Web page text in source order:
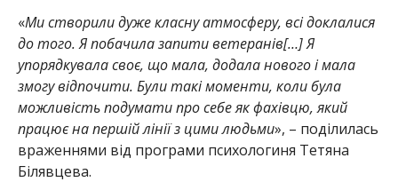
«Ми створили дуже класну атмосферу, всі доклалися
до того. Я побачила запити ветеранів[…]Я
упорядкувала своє, що мала, додала нового і мала
змогу відпочити. Були такі моменти, коли була
можливість подумати про себе як фахівцю, який
працює на першій лінії з цими людьми», – поділилась
враженнями від програми психологиня Тетяна
Білявцева.